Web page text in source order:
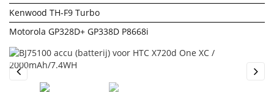
Kenwood TH-F9 Turbo
Motorola GP328D+ GP338D P8668i
Previous